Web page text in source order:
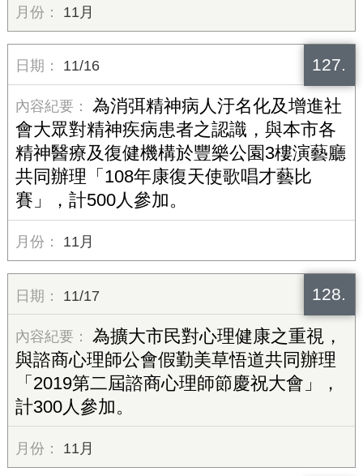
11月
127.
11/16
為消弭精神病人汙名化及增進社
會大眾對精神疾病患者之認識，與本市各
精神醫療及復健機構於豐樂公園3樓演藝廳
共同辦理「108年康復天使歌唱才藝比
賽」，計500人參加。
11月
128.
11/17
為擴大市民對心理健康之重視，
與諮商心理師公會假勤美草悟道共同辦理
「2019第二屆諮商心理師節慶祝大會」，
計300人參加。
11月